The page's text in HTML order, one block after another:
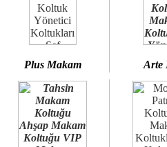
Plus Makam Arte